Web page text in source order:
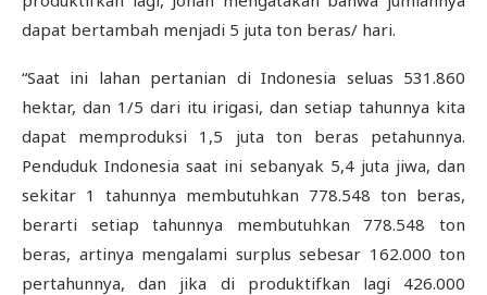
dapat bertambah menjadi 5 juta ton beras/ hari.
“Saat ini lahan pertanian di Indonesia seluas 531.860
hektar, dan 1/5 dari itu irigasi, dan setiap tahunnya kita
dapat memproduksi 1,5 juta ton beras petahunnya.
Penduduk Indonesia saat ini sebanyak 5,4 juta jiwa, dan
sekitar 1 tahunnya membutuhkan 778.548 ton beras,
berarti setiap tahunnya membutuhkan 778.548 ton
beras, artinya mengalami surplus sebesar 162.000 ton
pertahunnya, dan jika di produktifkan lagi 426.000